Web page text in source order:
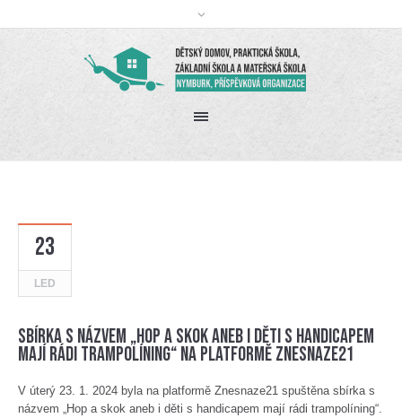
23
LED
Sbírka s názvem „Hop a skok aneb i děti s handicapem
mají rádi trampolíning“ na platformě Znesnaze21
V úterý 23. 1. 2024 byla na platformě Znesnaze21 spuštěna sbírka s
názvem „Hop a skok aneb i děti s handicapem mají rádi trampolíning“.